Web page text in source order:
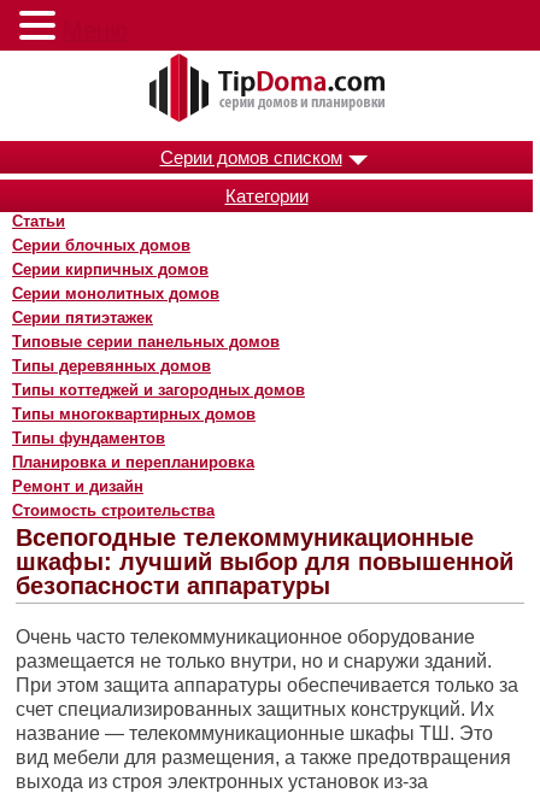
Серии домов списком
Категории
Статьи
Серии блочных домов
Серии кирпичных домов
Серии монолитных домов
Серии пятиэтажек
Типовые серии панельных домов
Типы деревянных домов
Типы коттеджей и загородных домов
Типы многоквартирных домов
Типы фундаментов
Планировка и перепланировка
Ремонт и дизайн
Стоимость строительства
Всепогодные телекоммуникационные
шкафы: лучший выбор для повышенной
безопасности аппаратуры
Очень часто телекоммуникационное оборудование
размещается не только внутри, но и снаружи зданий.
При этом защита аппаратуры обеспечивается только за
счет специализированных защитных конструкций. Их
название — телекоммуникационные шкафы ТШ. Это
вид мебели для размещения, а также предотвращения
выхода из строя электронных установок из-за